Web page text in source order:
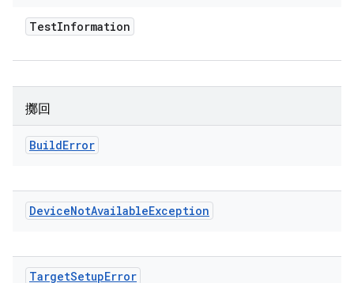
TestInformation
擲回
BuildError
DeviceNotAvailableException
TargetSetupError